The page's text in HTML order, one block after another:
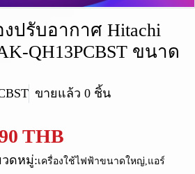
ปรับอากาศ Hitachi
QH13PCBST ขนาด
ขายแล้ว 0 ชิ้น
THB
ดหมู่:เครื่องใช้ไฟฟ้าขนาดใหญ่,แอร์